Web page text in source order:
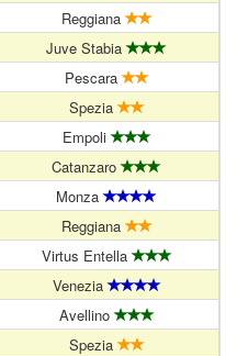
Reggiana
Juve Stabia
Pescara
Spezia
Empoli
Catanzaro
Monza
Reggiana
Virtus Entella
Venezia
Avellino
Spezia